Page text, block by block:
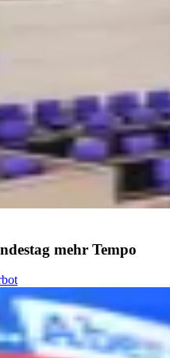
mehr Tempo